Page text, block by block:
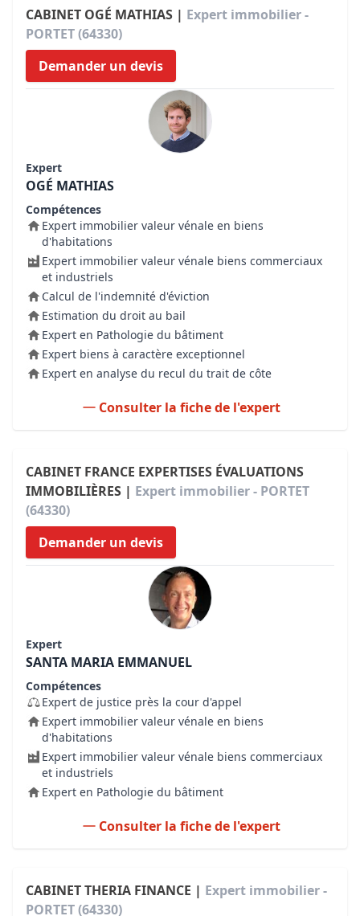
CABINET OGÉ MATHIAS | Expert immobilier -
PORTET (64330)
Demander un devis
Expert
OGÉ MATHIAS
Compétences
Expert immobilier valeur vénale en biens
d'habitations
Expert immobilier valeur vénale biens commerciaux
et industriels
Calcul de l'indemnité d'éviction
Estimation du droit au bail
Expert en Pathologie du bâtiment
Expert biens à caractère exceptionnel
Expert en analyse du recul du trait de côte
Consulter la fiche de l'expert
CABINET FRANCE EXPERTISES ÉVALUATIONS
IMMOBILIÈRES | Expert immobilier - PORTET
(64330)
Demander un devis
Expert
SANTA MARIA EMMANUEL
Compétences
Expert de justice près la cour d'appel
Expert immobilier valeur vénale en biens
d'habitations
Expert immobilier valeur vénale biens commerciaux
et industriels
Expert en Pathologie du bâtiment
Consulter la fiche de l'expert
CABINET THERIA FINANCE | Expert immobilier -
PORTET (64330)